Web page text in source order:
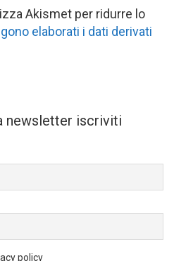
Akismet per ridurre lo
elaborati i dati derivati
newsletter iscriviti
policy